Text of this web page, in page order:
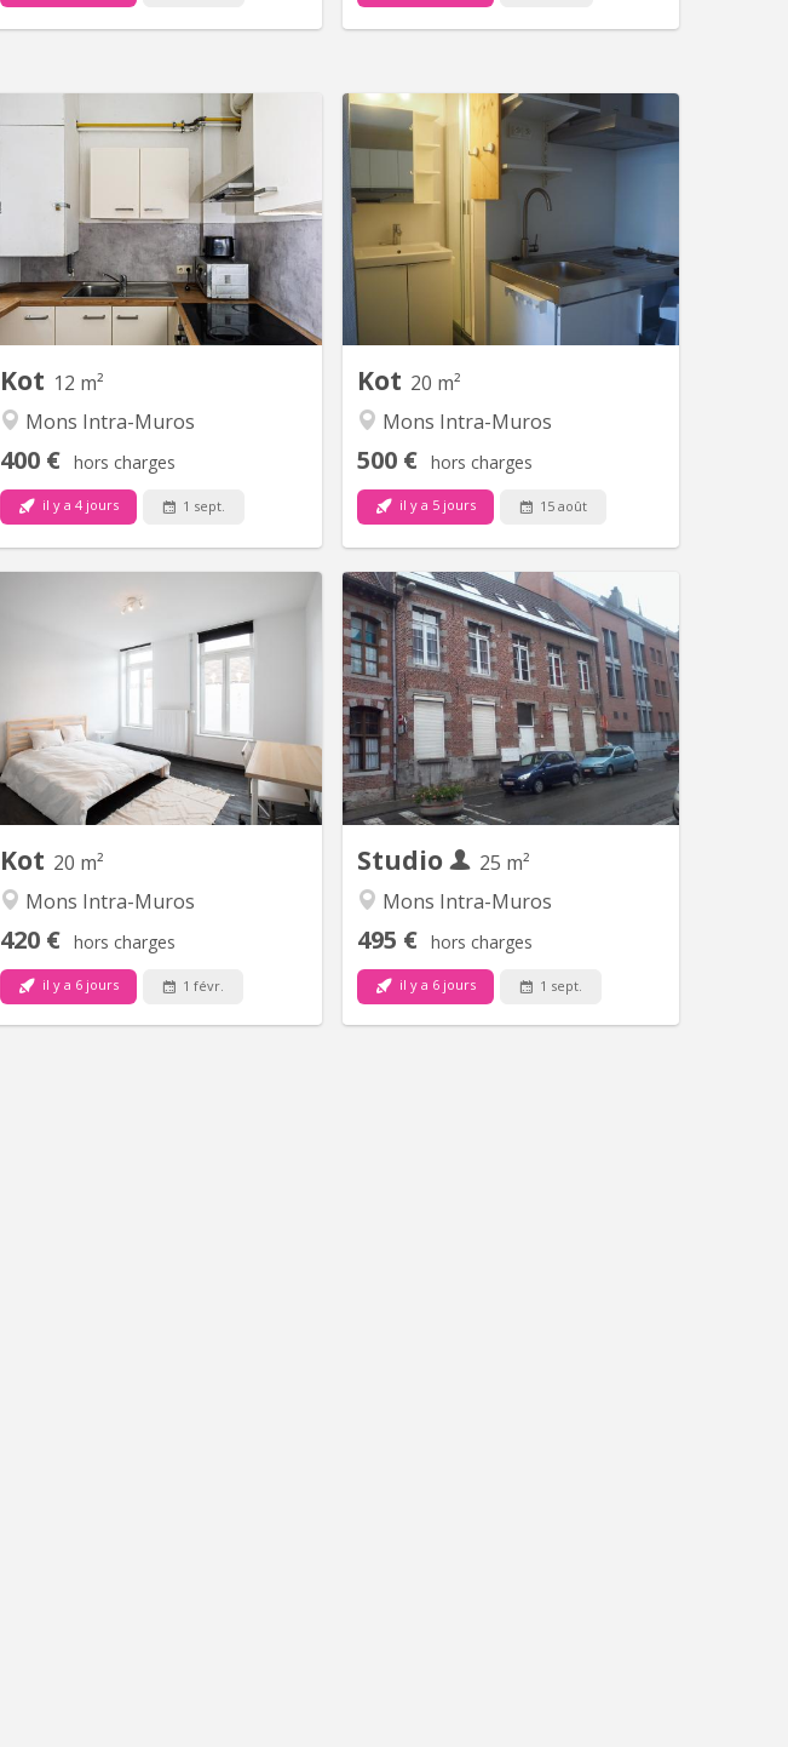
Kot 12 m²
Mons Intra-Muros
400 € hors charges
il y a 4 jours 1 sept.
KM 2229
A proximité de la gare
Kot 20 m²
Mons Intra-Muros
500 € hors charges
il y a 5 jours 15 août
KM 1588
Studios meublés à louer pour
étudiant(e)s comprenant une
kitchenette (avec frigo et freezer, 2
plaques chauffantes électriques, évier
inox et hotte), , un coin d'eau, (avec
douche et lavabo)un meuble
lingerie/penderie/vestiaire, un beau
coin bureau avec étagères murales et
Kot 20 m²
Mons Intra-Muros
420 € hors charges
il y a 6 jours 1 févr.
Très beau kot disponibles au 1 février
2027 à rue des viaducs à Nimy 🤩🤩
disponible dans un duplex composé de
4 chambres avec lit, garde robe,
bureau. 👋 Salon commun, salle de
bain commune, cuisine full équipée et
terrasse extérieure 📍 Rue des viaducs
Studio
25 m²
Mons Intra-Muros
495 € hors charges
il y a 6 jours 1 sept.
KM 109
À louer, très beau Kot/Studio individuel
et meublé pour étudiant(e)
universitaire ou stagiaire , situé dans le
centre historique de Mons dans un
endroit calme à proximité des
universités, des transports en commun
et du Shopping Center des Grands Près
( Ikea ). Le studio est destiné à des